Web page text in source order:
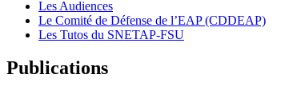
Les Audiences
Le Comité de Défense de l’EAP (CDDEAP)
Les Tutos du SNETAP-FSU
Publications